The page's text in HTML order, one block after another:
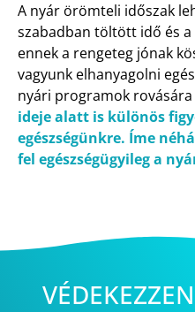
A nyár örömteli időszak
szabadban töltött idő és
ennek a rengeteg jónak
vagyunk elhanyagolni
nyári programok
ideje alatt is különös
egészségünkre. Íme
fel egészségügyileg a